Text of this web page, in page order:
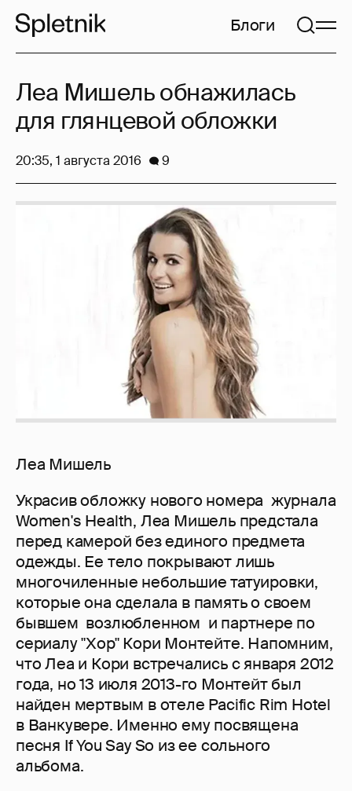
Блоги
Леа Мишель
Украсив обложку нового номера журнала
Women's Health, Леа Мишель предстала
перед камерой без единого предмета
одежды. Ее тело покрывают лишь
многочиленные небольшие татуировки,
которые она сделала в память о своем
бывшем возлюбленном и партнере по
сериалу "Хор" Кори Монтейте. Напомним,
что Леа и Кори встречались с января 2012
года, но 13 июля 2013-го Монтейт был
найден мертвым в отеле Pacific Rim Hotel
в Ванкувере. Именно ему посвящена
песня If You Say So из ее сольного
альбома.
Леа Мишель обнажилась
для глянцевой обложки
20:35, 1 августа 2016 9